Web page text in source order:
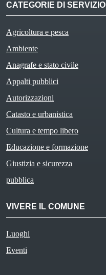
CATEGORIE DI SERVIZIO
Agricoltura e pesca
Ambiente
Anagrafe e stato civile
Appalti pubblici
Autorizzazioni
Catasto e urbanistica
Cultura e tempo libero
Educazione e formazione
Giustizia e sicurezza
pubblica
VIVERE IL COMUNE
Luoghi
Eventi